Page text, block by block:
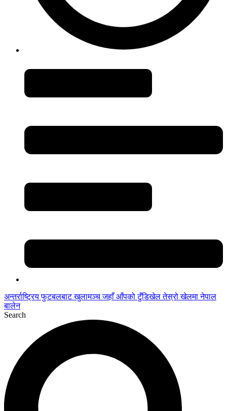
अन्तर्राष्ट्रिय फुटबलबाट खुलामञ्च जहाँ आँपको टुँडिखेल तेस्रो खेलमा नेपाल
बालेन
Search